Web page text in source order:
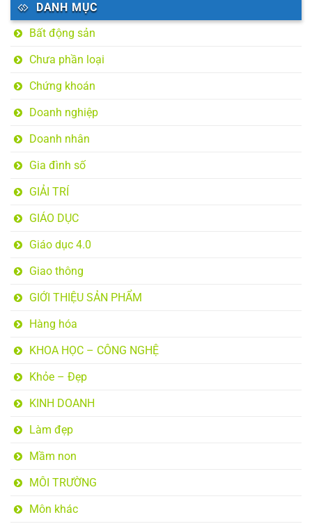
DANH MỤC
Bất động sản
Chưa phần loại
Chứng khoán
Doanh nghiệp
Doanh nhân
Gia đình số
GIẢI TRÍ
GIÁO DỤC
Giáo dục 4.0
Giao thông
GIỚI THIỆU SẢN PHẨM
Hàng hóa
KHOA HỌC – CÔNG NGHỆ
Khỏe – Đẹp
KINH DOANH
Làm đẹp
Mầm non
MÔI TRƯỜNG
Môn khác